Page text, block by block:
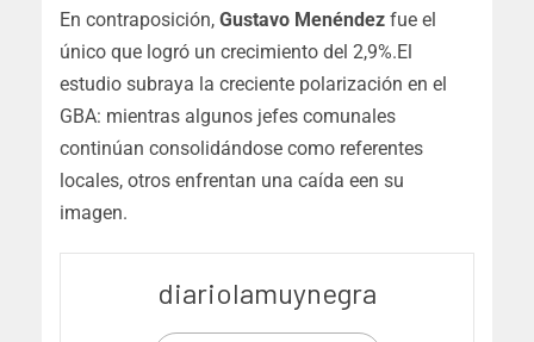
En contraposición, Gustavo Menéndez fue el
único que logró un crecimiento del 2,9%.El
estudio subraya la creciente polarización en el
GBA: mientras algunos jefes comunales
continúan consolidándose como referentes
locales, otros enfrentan una caída een su
imagen.
diariolamuynegra